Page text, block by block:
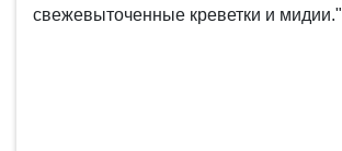
свежевыточенные креветки и мидии."